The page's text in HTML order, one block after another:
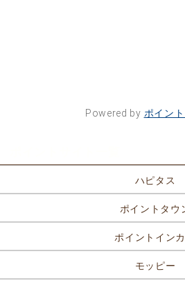
Powered by ポイン
ハピタス
ポイントタウ
ポイントイン
モッピー